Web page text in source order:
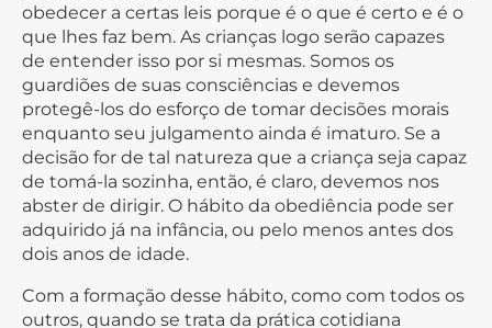
obedecer a certas leis porque é o que é certo e é o
que lhes faz bem. As crianças logo serão capazes
de entender isso por si mesmas. Somos os
guardiões de suas consciências e devemos
protegê-los do esforço de tomar decisões morais
enquanto seu julgamento ainda é imaturo. Se a
decisão for de tal natureza que a criança seja capaz
de tomá-la sozinha, então, é claro, devemos nos
abster de dirigir. O hábito da obediência pode ser
adquirido já na infância, ou pelo menos antes dos
dois anos de idade.
Com a formação desse hábito, como com todos os
outros, quando se trata da prática cotidiana